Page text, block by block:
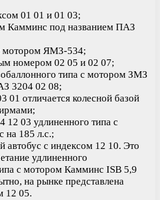
01 01 и 01 03;
Камминс под названием ПАЗ
мотором ЯМЗ-534;
номером 02 05 и 02 07;
типа с мотором ЗМЗ
3204 02 08;
01 отличается колесной базой
12 03 удлиненного типа с
на 185 л.с.;
автобус с индексом 12 10. Это
удлиненного
с мотором Камминс ISB 5,9
на рынке представлена
12 05.